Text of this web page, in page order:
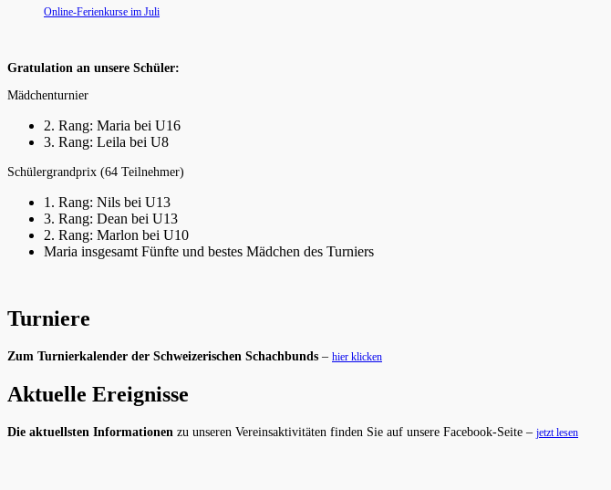
Online-Ferienkurse im Juli
Gratulation an unsere Schüler:
Mädchenturnier
2. Rang: Maria bei U16
3. Rang: Leila bei U8
Schülergrandprix (64 Teilnehmer)
1. Rang: Nils bei U13
3. Rang: Dean bei U13
2. Rang: Marlon bei U10
Maria insgesamt Fünfte und bestes Mädchen des Turniers
Turniere
Zum Turnierkalender der Schweizerischen Schachbunds – hier klicken
Aktuelle Ereignisse
Die aktuellsten Informationen zu unseren Vereinsaktivitäten finden Sie auf unsere Facebook-Seite – jetzt lesen